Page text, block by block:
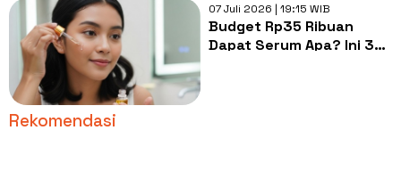
07 Juli 2026 | 19:15 WIB
Budget Rp35 Ribuan
Dapat Serum Apa? Ini 3
Rekomendasi